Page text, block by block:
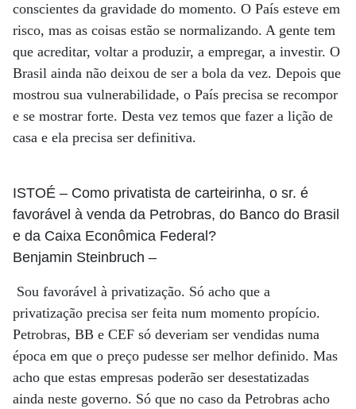
conscientes da gravidade do momento. O País esteve em
risco, mas as coisas estão se normalizando. A gente tem
que acreditar, voltar a produzir, a empregar, a investir. O
Brasil ainda não deixou de ser a bola da vez. Depois que
mostrou sua vulnerabilidade, o País precisa se recompor
e se mostrar forte. Desta vez temos que fazer a lição de
casa e ela precisa ser definitiva.
ISTOÉ – Como privatista de carteirinha, o sr. é
favorável à venda da Petrobras, do Banco do Brasil
e da Caixa Econômica Federal?
Benjamin Steinbruch –
Sou favorável à privatização. Só acho que a
privatização precisa ser feita num momento propício.
Petrobras, BB e CEF só deveriam ser vendidas numa
época em que o preço pudesse ser melhor definido. Mas
acho que estas empresas poderão ser desestatizadas
ainda neste governo. Só que no caso da Petrobras acho